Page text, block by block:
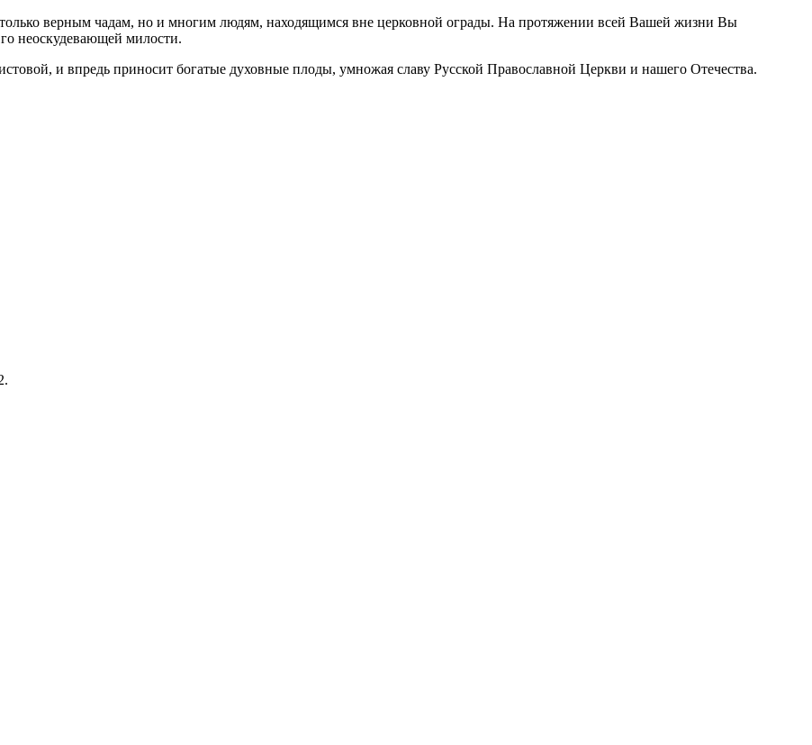
верным чадам, но и многим людям, находящимся вне церковной ограды. На протяжении всей Вашей жизни Вы
неоскудевающей милости.
и впредь приносит богатые духовные плоды, умножая славу Русской Православной Церкви и нашего Отечества.